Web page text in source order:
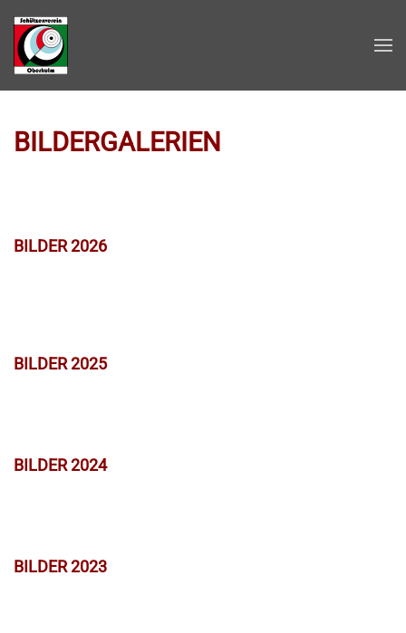
Zum Hauptinhalt springen
BILDERGALERIEN
BILDER 2026
BILDER 2025
BILDER 2024
BILDER 2023